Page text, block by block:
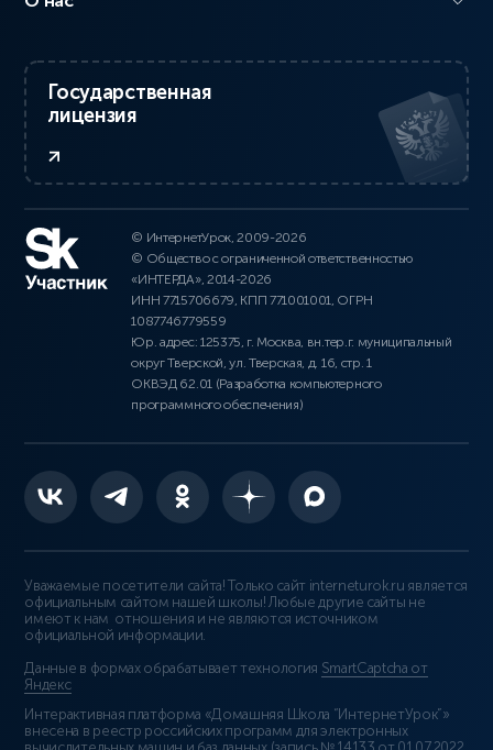
Государственная
лицензия
© ИнтернетУрок, 2009-2026
© Общество с ограниченной ответственностью
«ИНТЕРДА», 2014-2026
ИНН 7715706679, КПП 771001001, ОГРН
1087746779559
Юр. адрес: 125375, г. Москва, вн.тер.г. муниципальный
округ Тверской, ул. Тверская, д. 16, стр. 1
ОКВЭД 62.01 (Разработка компьютерного
программного обеспечения)
Уважаемые посетители сайта! Только сайт interneturok.ru является
официальным сайтом нашей школы! Любые другие сайты не
имеют к нам отношения и не являются источником
официальной информации.
Данные в формах обрабатывает технология SmartCaptcha от
Яндекс
Интерактивная платформа «Домашняя Школа “ИнтернетУрок”»
внесена в реестр российских программ для электронных